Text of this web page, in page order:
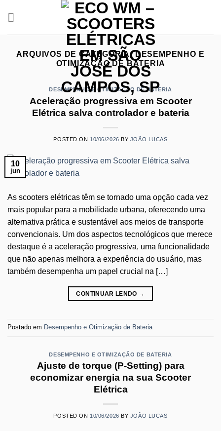
ARQUIVOS DE CATEGORIA:DESEMPENHO E
OTIMIZAÇÃO DE BATERIA
DESEMPENHO E OTIMIZAÇÃO DE BATERIA
Aceleração progressiva em Scooter
Elétrica salva controlador e bateria
POSTED ON 10/06/2026 BY JOÃO LUCAS
10
jun
As scooters elétricas têm se tornado uma opção cada vez
mais popular para a mobilidade urbana, oferecendo uma
alternativa prática e sustentável aos meios de transporte
convencionais. Um dos aspectos tecnológicos que merece
destaque é a aceleração progressiva, uma funcionalidade
que não apenas melhora a experiência do usuário, mas
também desempenha um papel crucial na […]
CONTINUAR LENDO →
Postado em Desempenho e Otimização de Bateria
DESEMPENHO E OTIMIZAÇÃO DE BATERIA
Ajuste de torque (P-Setting) para
economizar energia na sua Scooter
Elétrica
POSTED ON 10/06/2026 BY JOÃO LUCAS